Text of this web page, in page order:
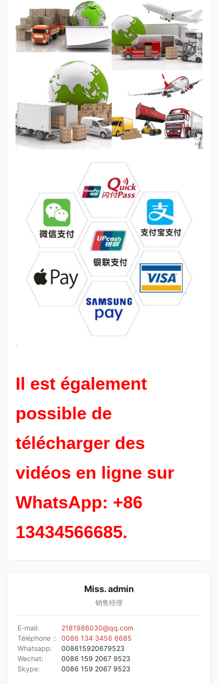
`
Il est également
possible de
télécharger des
vidéos en ligne sur
WhatsApp: +86
13434566685.
Miss. admin
销售经理
E-mail:
2181986030@qq.com
Téléphone ::
0086 134 3456 6685
Whatsapp:
008615920679523
Wechat:
0086 159 2067 9523
Skype:
0086 159 2067 9523